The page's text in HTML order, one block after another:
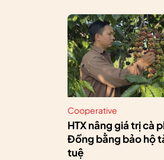
Cooperative
HTX nâng giá trị cà
Đồng bằng bảo hộ
tuệ